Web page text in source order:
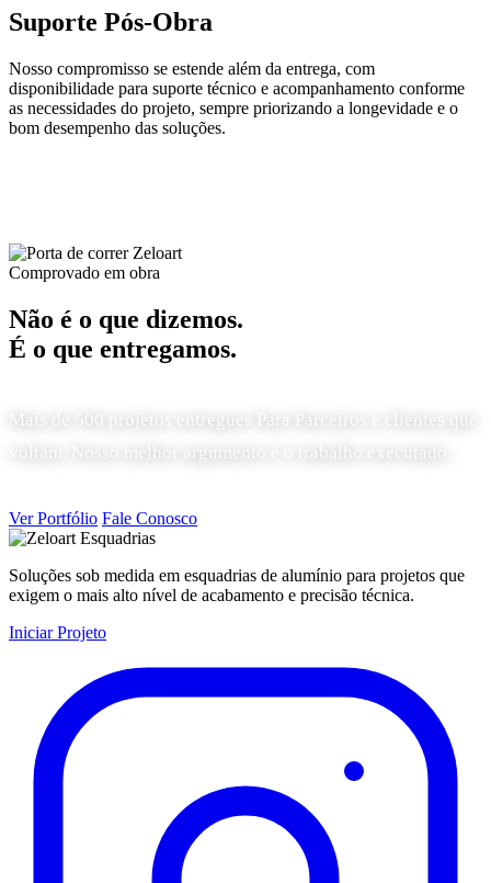
Suporte Pós-Obra
Nosso compromisso se estende além da entrega, com
disponibilidade para suporte técnico e acompanhamento conforme
as necessidades do projeto, sempre priorizando a longevidade e o
bom desempenho das soluções.
Comprovado em obra
Não é o que dizemos.
É o que entregamos.
Mais de 500 projetos entregues Para Parceiros e clientes que
voltam. Nosso melhor argumento é o trabalho executado.
Ver Portfólio Fale Conosco
Soluções sob medida em esquadrias de alumínio para projetos que
exigem o mais alto nível de acabamento e precisão técnica.
Iniciar Projeto